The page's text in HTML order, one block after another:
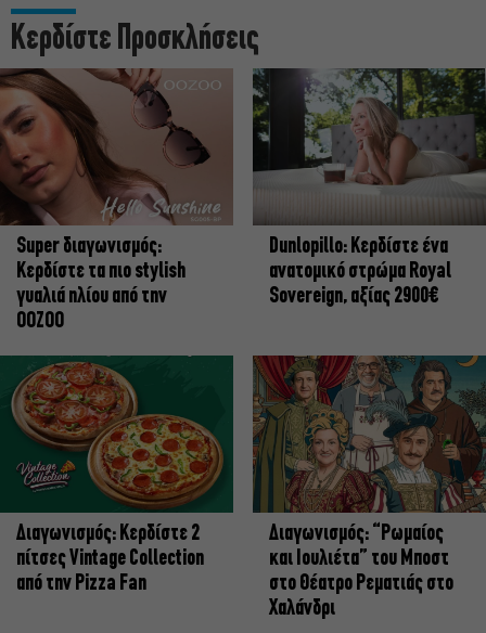
Κερδίστε Προσκλήσεις
Super διαγωνισμός:
Κερδίστε τα πιο stylish
γυαλιά ηλίου από την
OOZOO
Dunlopillo: Κερδίστε ένα
ανατομικό στρώμα Royal
Sovereign, αξίας 2900€
Διαγωνισμός: Κερδίστε 2
πίτσες Vintage Collection
από την Pizza Fan
Διαγωνισμός: “Ρωμαίος
και Ιουλιέτα” του Μποστ
στο Θέατρο Ρεματιάς στο
Χαλάνδρι